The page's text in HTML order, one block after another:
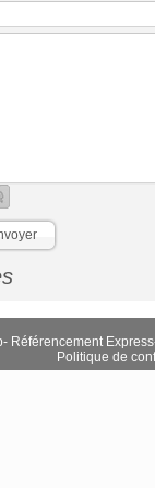
- Référencement Express
Politique de